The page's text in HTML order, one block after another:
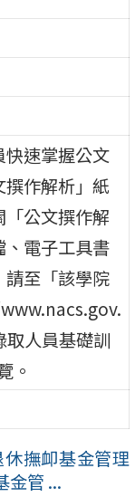
速掌握公文
作解析」紙
公文撰作解
電子工具書
至「該學院
人員基礎訓
。
撫卹基金管理
金管 ...